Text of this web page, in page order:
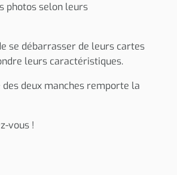
photos selon leurs
se débarrasser de leurs cartes
leurs caractéristiques.
deux manches remporte la
vous !